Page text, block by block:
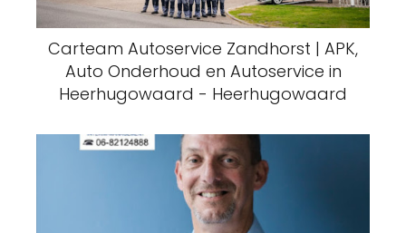
Carteam Autoservice Zandhorst | APK,
Auto Onderhoud en Autoservice in
Heerhugowaard - Heerhugowaard